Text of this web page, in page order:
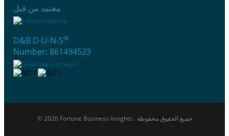
معتمد من قبل
D&B D-U-N-S®
Number: 861494523
© 2026 Fortune Business Insights . جميع الحقوق محفوظة